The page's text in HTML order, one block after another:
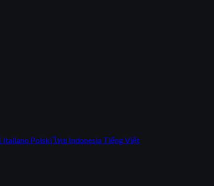
Italiano Polskiไทย Indonesia Tiếng Việt